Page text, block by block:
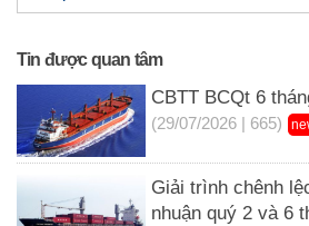
Tin được quan tâm
CBTT BCQt 6
(29/07/2026 | 665)
Giải trình chênh
nhuận quý 2 và 6